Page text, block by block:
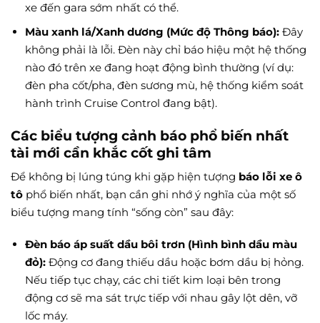
xe đến gara sớm nhất có thể.
Màu xanh lá/Xanh dương (Mức độ Thông báo):Đây
không phải là lỗi. Đèn này chỉ báo hiệu một hệ thống
nào đó trên xe đang hoạt động bình thường (ví dụ:
đèn pha cốt/pha, đèn sương mù, hệ thống kiểm soát
hành trình Cruise Control đang bật).
Các biểu tượng cảnh báo phổ biến nhất
tài mới cần khắc cốt ghi tâm
Để không bị lúng túng khi gặp hiện tượng báo lỗi xe ô
tô phổ biến nhất, bạn cần ghi nhớ ý nghĩa của một số
biểu tượng mang tính “sống còn” sau đây:
Đèn báo áp suất dầu bôi trơn (Hình bình dầu màu
đỏ):Động cơ đang thiếu dầu hoặc bơm dầu bị hỏng.
Nếu tiếp tục chạy, các chi tiết kim loại bên trong
động cơ sẽ ma sát trực tiếp với nhau gây lột dên, vỡ
lốc máy.